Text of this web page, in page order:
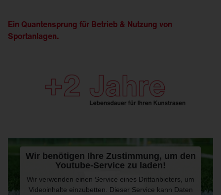
Ein Quantensprung für Betrieb & Nutzung von
Sportanlagen.
Wir benötigen Ihre Zustimmung, um den
Youtube-Service zu laden!
Wir verwenden einen Service eines Drittanbieters, um
Videoinhalte einzubetten. Dieser Service kann Daten